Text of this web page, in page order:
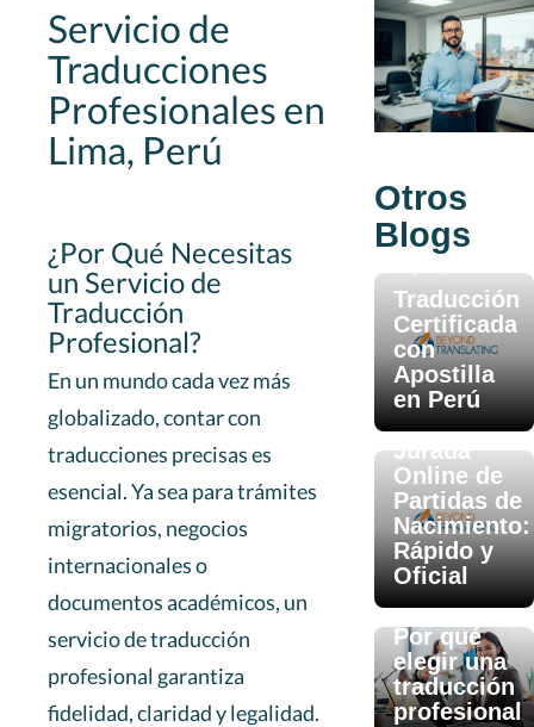
Servicio de
Traducciones
Profesionales en
Lima, Perú
¿Por Qué Necesitas
un Servicio de
Traducción
Profesional?
En un mundo cada vez más
globalizado, contar con
traducciones precisas es
esencial. Ya sea para trámites
migratorios, negocios
internacionales o
documentos académicos, un
servicio de traducción
profesional garantiza
fidelidad, claridad y legalidad.
Otros
Blogs
Traducción
Certificada
con
Apostilla
en Perú
Aug 12, 2025
Traducción
Jurada
Online de
Partidas de
Nacimiento:
Rápido y
Oficial
May 01, 2025
Por qué
elegir una
traducción
profesional